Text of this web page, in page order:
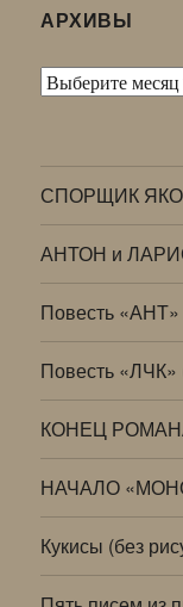
АРХИВЫ
Архивы
СПОРЩИК
АНТОН и
Повесть
Повесть «ЛЧК»
КОНЕЦ
НАЧАЛО
Кукисы (без